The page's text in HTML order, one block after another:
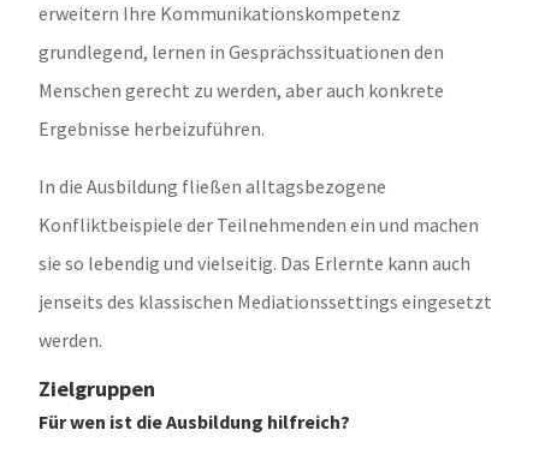
erweitern Ihre Kommunikationskompetenz
grundlegend, lernen in Gesprächssituationen den
Menschen gerecht zu werden, aber auch konkrete
Ergebnisse herbeizuführen.
In die Ausbildung fließen alltagsbezogene
Konfliktbeispiele der Teilnehmenden ein und machen
sie so lebendig und vielseitig. Das Erlernte kann auch
jenseits des klassischen Mediationssettings eingesetzt
werden.
Zielgruppen
Für wen ist die Ausbildung hilfreich?